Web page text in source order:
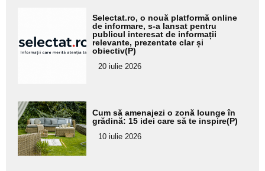
pentru
subtitlu
Selectat.ro, o nouă platformă online
de informare, s-a lansat pentru
publicul interesat de informații
relevante, prezentate clar și
obiectiv(P)
20 iulie 2026
Adaugă
aici textul
pentru
subtitlu
Cum să amenajezi o zonă lounge în
grădină: 15 idei care să te inspire(P)
10 iulie 2026